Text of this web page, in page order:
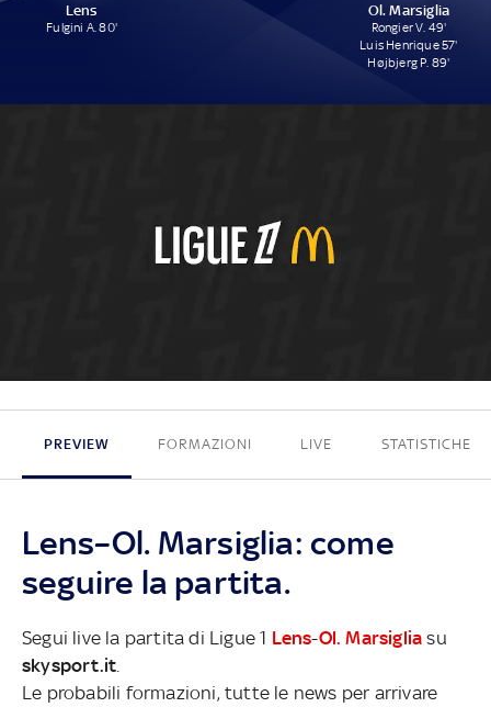
Lens
Fulgini A. 80'
Ol. Marsiglia
Rongier V. 49'
Luis Henrique 57'
Højbjerg P. 89'
1 - 3
PREVIEW FORMAZIONI LIVE STATISTICHE
Lens–Ol. Marsiglia: come
seguire la partita.
Segui live la partita di Ligue 1 Lens-Ol. Marsiglia su
skysport.it
Le probabili formazioni, tutte le news per arrivare